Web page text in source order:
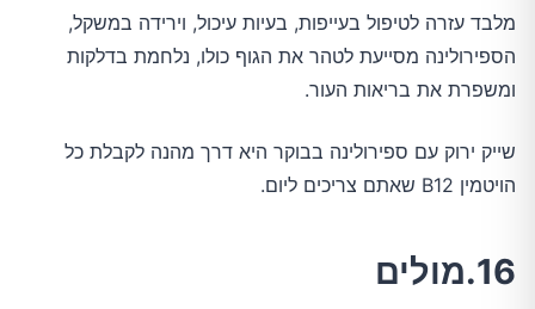
מלבד עזרה לטיפול בעייפות, בעיות עיכול, וירידה במשקל,
הספירולינה מסייעת לטהר את הגוף כולו, נלחמת בדלקות
ומשפרת את בריאות העור.
שייק ירוק עם ספירולינה בבוקר היא דרך מהנה לקבלת כל
הויטמין B12 שאתם צריכים ליום.
16.מולים